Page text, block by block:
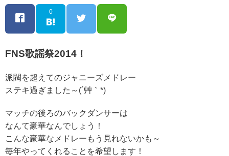
0
FNS歌謡祭2014！
派閥を超えてのジャニーズメドレー
ステキ過ぎました～(´艸｀*)
マッチの後ろのバックダンサーは
なんて豪華なんでしょう！
こんな豪華なメドレーもう見れないかも～
毎年やってくれることを希望します！